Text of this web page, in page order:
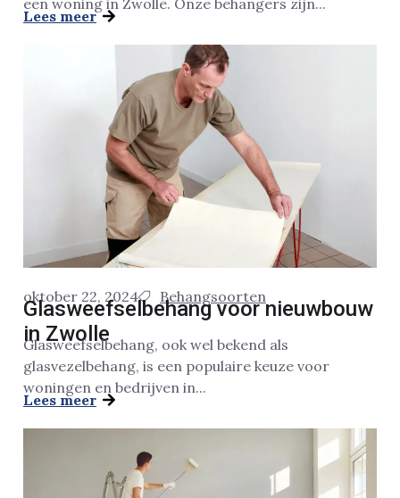
een woning in Zwolle. Onze behangers zijn...
Lees meer
oktober 22, 2024 Behangsoorten
Glasweefselbehang voor nieuwbouw
in Zwolle
Glasweefselbehang, ook wel bekend als
glasvezelbehang, is een populaire keuze voor
woningen en bedrijven in...
Lees meer